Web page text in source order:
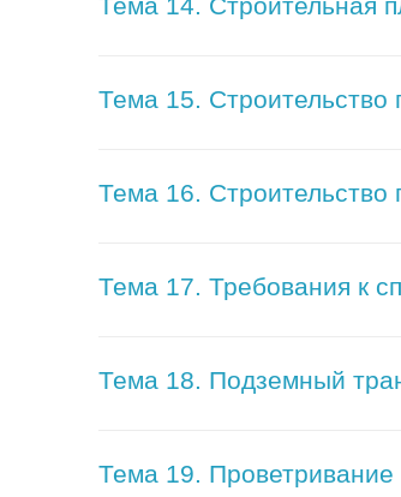
Тема 15.
Тема 16.
Тема 17. Требования к
Тема 18. Подземный
Тема 19.